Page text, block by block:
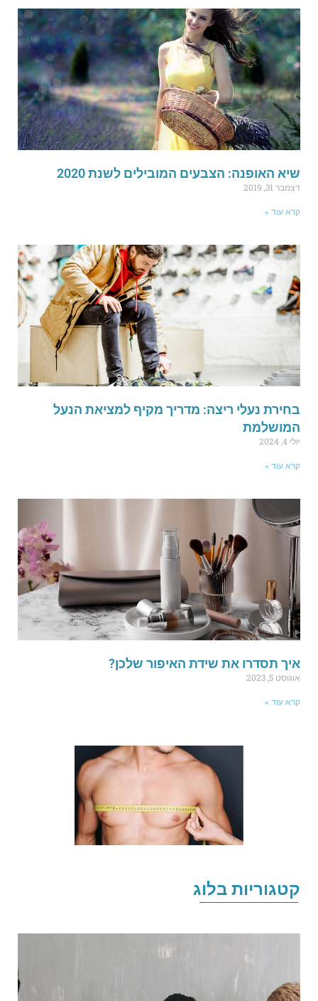
האופנה: הצבעים המובילים לשנת 2020
31, 2019
עוד »
נעלי ריצה: מדריך מקיף למציאת הנעל
עוד »
תסדרו את שידת האיפור שלכן?
5, 2023
עוד »
בלוג